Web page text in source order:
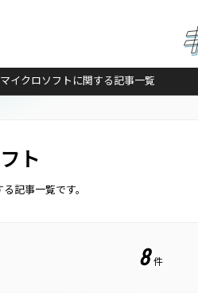
マイクロソフトに関する記事一覧
ト
記事一覧です。
8 件